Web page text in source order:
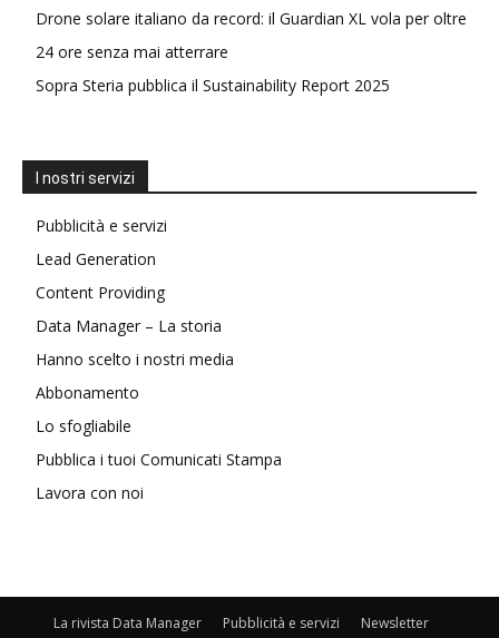
Drone solare italiano da record: il Guardian XL vola per oltre
24 ore senza mai atterrare
Sopra Steria pubblica il Sustainability Report 2025
I nostri servizi
Pubblicità e servizi
Lead Generation
Content Providing
Data Manager – La storia
Hanno scelto i nostri media
Abbonamento
Lo sfogliabile
Pubblica i tuoi Comunicati Stampa
Lavora con noi
La rivista Data Manager Pubblicità e servizi
Newsletter